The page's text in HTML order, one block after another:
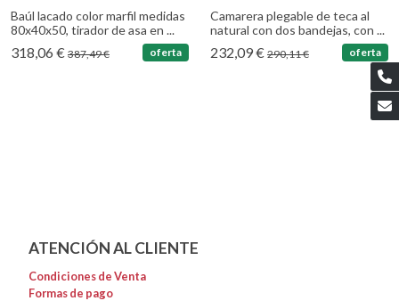
Baúl lacado color marfil medidas
80x40x50, tirador de asa en ...
318,06 € 387,49 € oferta
Camarera plegable de teca al
natural con dos bandejas, con ...
232,09 € 290,11 € oferta
ATENCIÓN AL CLIENTE
Condiciones de Venta
Formas de pago